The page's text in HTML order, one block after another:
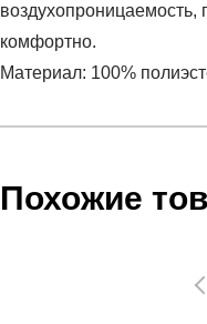
воздухопроницаемость,
комфортно.
Материал: 100%
Артикул:816725-WH
Girls
CLUB 25
Условия оплаты
высылает Вам
мы не увидим Вашу
Похожие